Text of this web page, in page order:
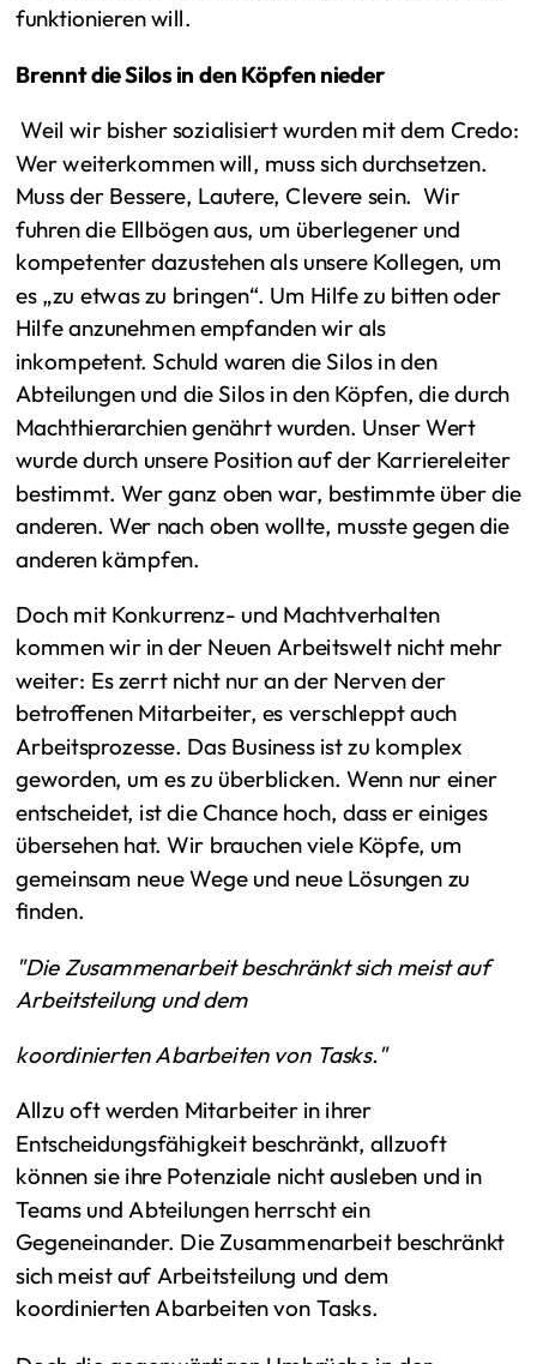
funktionieren will.
Brennt die Silos in den Köpfen nieder
Weil wir bisher sozialisiert wurden mit dem Credo:
Wer weiterkommen will, muss sich durchsetzen.
Muss der Bessere, Lautere, Clevere sein. Wir
fuhren die Ellbögen aus, um überlegener und
kompetenter dazustehen als unsere Kollegen, um
es „zu etwas zu bringen“. Um Hilfe zu bitten oder
Hilfe anzunehmen empfanden wir als
inkompetent. Schuld waren die Silos in den
Abteilungen und die Silos in den Köpfen, die durch
Machthierarchien genährt wurden. Unser Wert
wurde durch unsere Position auf der Karriereleiter
bestimmt. Wer ganz oben war, bestimmte über die
anderen. Wer nach oben wollte, musste gegen die
anderen kämpfen.
Doch mit Konkurrenz- und Machtverhalten
kommen wir in der Neuen Arbeitswelt nicht mehr
weiter: Es zerrt nicht nur an der Nerven der
betroffenen Mitarbeiter, es verschleppt auch
Arbeitsprozesse. Das Business ist zu komplex
geworden, um es zu überblicken. Wenn nur einer
entscheidet, ist die Chance hoch, dass er einiges
übersehen hat. Wir brauchen viele Köpfe, um
gemeinsam neue Wege und neue Lösungen zu
finden.
"Die Zusammenarbeit beschränkt sich meist auf
Arbeitsteilung und dem
koordinierten Abarbeiten von Tasks."
Allzu oft werden Mitarbeiter in ihrer
Entscheidungsfähigkeit beschränkt, allzuoft
können sie ihre Potenziale nicht ausleben und in
Teams und Abteilungen herrscht ein
Gegeneinander. Die Zusammenarbeit beschränkt
sich meist auf Arbeitsteilung und dem
koordinierten Abarbeiten von Tasks.